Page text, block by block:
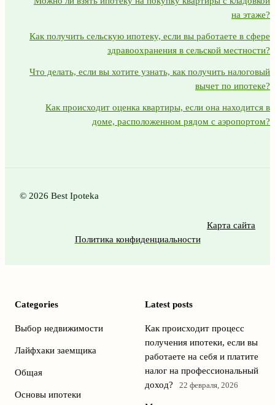
на этаже?
Как получить сельскую ипотеку, если вы работаете в сфере
здравоохранения в сельской местности?
Что делать, если вы хотите узнать, как получить налоговый
вычет по ипотеке?
Как происходит оценка квартиры, если она находится в
доме, расположенном рядом с аэропортом?
© 2026 Best Ipoteka
Карта сайта
Политика конфиденциальности
Categories
Выбор недвижимости
Лайфхаки заемщика
Общая
Основы ипотеки
Latest posts
Как происходит процесс
получения ипотеки, если вы
работаете на себя и платите
налог на профессиональный
доход?
22 февраля, 2026